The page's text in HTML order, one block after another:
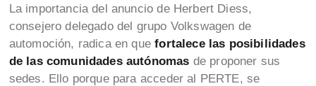
La importancia del anuncio de Herbert Diess,
consejero delegado del grupo Volkswagen de
automoción, radica en quefortalece las posibilidades
de las comunidades autónomas de proponer sus
sedes. Ello porque para acceder al PERTE, se